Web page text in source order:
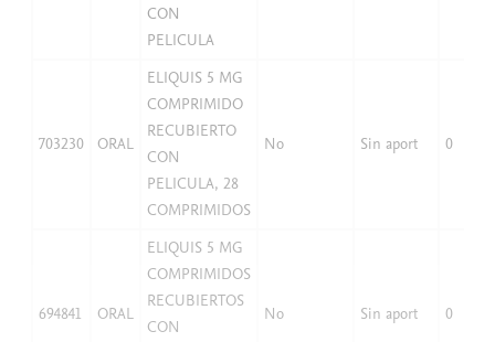
CON
PELICULA
703230 ORAL
ELIQUIS 5 MG
COMPRIMIDO
RECUBIERTO
CON
PELICULA, 28
COMPRIMIDOS
No Sin aport 0
694841 ORAL
ELIQUIS 5 MG
COMPRIMIDOS
RECUBIERTOS
CON
No Sin aport 0